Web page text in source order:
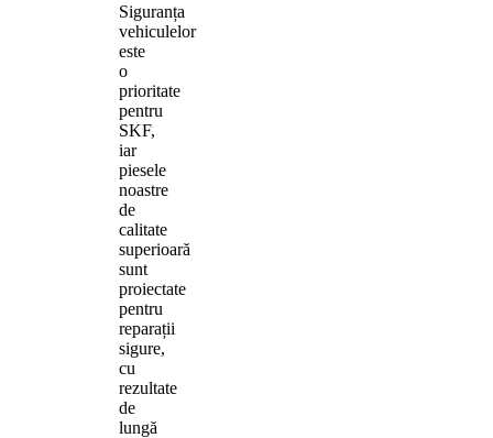
Siguranța
vehiculelor
este
o
prioritate
pentru
SKF,
iar
piesele
noastre
de
calitate
superioară
sunt
proiectate
pentru
reparații
sigure,
cu
rezultate
de
lungă